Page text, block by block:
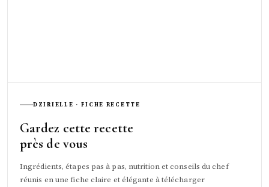
DZIRIELLE · FICHE RECETTE
Gardez cette recette
près de vous
Ingrédients, étapes pas à pas, nutrition et conseils du chef
réunis en une fiche claire et élégante à télécharger